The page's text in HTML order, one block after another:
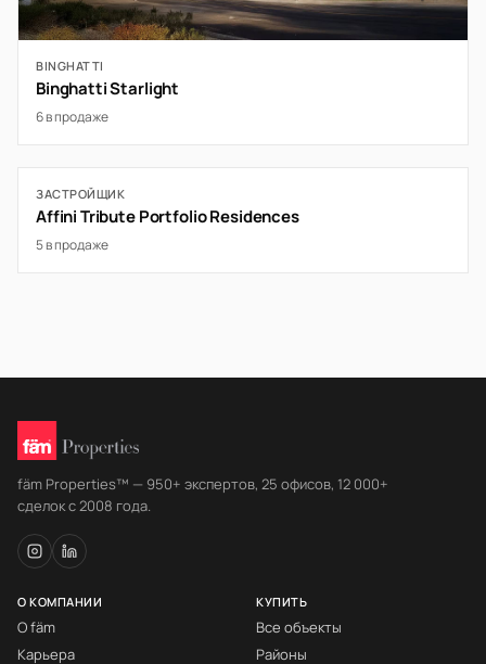
BINGHATTI
Binghatti Starlight
6 в продаже
ЗАСТРОЙЩИК
Affini Tribute Portfolio Residences
5 в продаже
fäm Properties™ — 950+ экспертов, 25 офисов, 12 000+
сделок с 2008 года.
О КОМПАНИИ
О fäm
Карьера
КУПИТЬ
Все объекты
Районы